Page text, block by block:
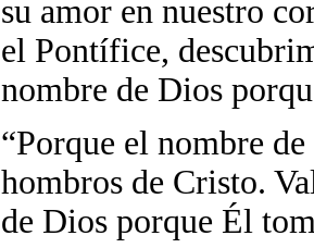
su amor en nuestro
el Pontífice,
nombre de Dios
“Porque el nombre
hombros de Cristo.
de Dios porque Él